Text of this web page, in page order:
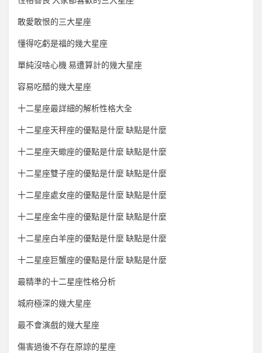
敢愛敢恨的三大星座
懂得吃虧是福的幾大星座
單純沒啥心機 易遭算計的幾大星座
容易吃醋的幾大星座
十二星座最詳細的解析性格大全
十二星座天秤座的優點是什麼 缺點是什麼
十二星座天蠍座的優點是什麼 缺點是什麼
十二星座雙子座的優點是什麼 缺點是什麼
十二星座處女座的優點是什麼 缺點是什麼
十二星座金牛座的優點是什麼 缺點是什麼
十二星座白羊座的優點是什麼 缺點是什麼
十二星座巨蟹座的優點是什麼 缺點是什麼
最精準的十二星座性格分析
城府極深的幾大星座
最不會演戲的幾大星座
傷害過後不存在原諒的星座